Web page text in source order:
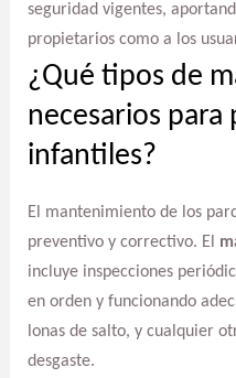
seguridad vigentes,
propietarios como a los
¿Qué tipos de
necesarios para
infantiles?
El mantenimiento de los
preventivo y correctivo. El
incluye inspecciones
en orden y funcionando
lonas de salto, y cualquier
desgaste.